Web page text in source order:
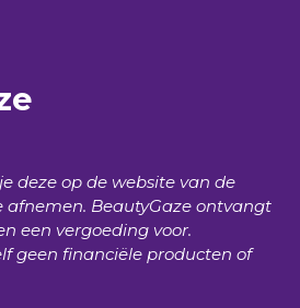
deze op de website van de
afnemen. BeautyGaze ontvangt
een vergoeding voor.
geen financiële producten of